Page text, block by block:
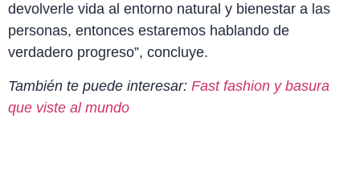
devolverle vida al entorno natural y bienestar a las
personas, entonces estaremos hablando de
verdadero progreso”, concluye.
También te puede interesar: Fast fashion y basura
que viste al mundo